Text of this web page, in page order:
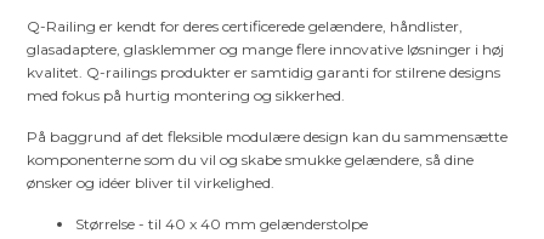
Q-Railing er kendt for deres certificerede gelændere, håndlister,
glasadaptere, glasklemmer og mange flere innovative løsninger i høj
kvalitet. Q-railings produkter er samtidig garanti for stilrene designs
med fokus på hurtig montering og sikkerhed.
På baggrund af det fleksible modulære design kan du sammensætte
komponenterne som du vil og skabe smukke gelændere, så dine
ønsker og idéer bliver til virkelighed.
Størrelse - til 40 x 40 mm gelænderstolpe